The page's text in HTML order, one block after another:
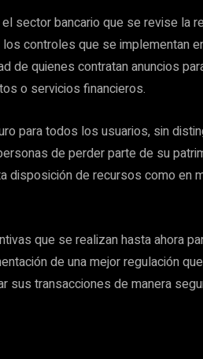
sector bancario que se revise la
controles que se implementan
de quienes contratan anuncios
o servicios financieros.
para todos los usuarios, sin
de perder parte de su
disposición de recursos como en
que se realizan hasta ahora
de una mejor regulación
sus transacciones de manera